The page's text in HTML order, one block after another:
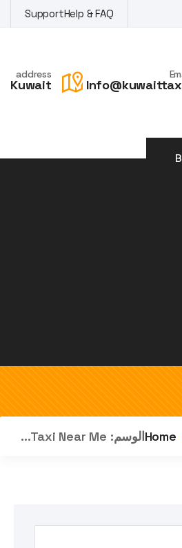
Help & FAQ
Support
address
Kuwait
Homeالوسم: Taxi Near Me...